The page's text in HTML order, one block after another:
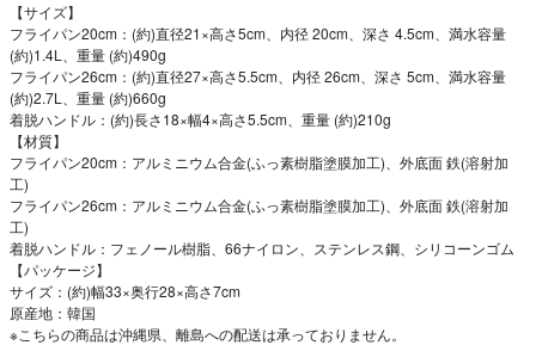
【サイズ】
フライパン20cm：(約)直径21×高さ5cm、内径 20cm、深さ 4.5cm、満水容量
(約)1.4L、重量 (約)490g
フライパン26cm：(約)直径27×高さ5.5cm、内径 26cm、深さ 5cm、満水容量
(約)2.7L、重量 (約)660g
着脱ハンドル：(約)長さ18×幅4×高さ5.5cm、重量 (約)210g
【材質】
フライパン20cm：アルミニウム合金(ふっ素樹脂塗膜加工)、外底面 鉄(溶射加
工)
フライパン26cm：アルミニウム合金(ふっ素樹脂塗膜加工)、外底面 鉄(溶射加
工)
着脱ハンドル：フェノール樹脂、66ナイロン、ステンレス鋼、シリコーンゴム
【パッケージ】
サイズ：(約)幅33×奥行28×高さ7cm
原産地：韓国
※こちらの商品は沖縄県、離島への配送は承っておりません。